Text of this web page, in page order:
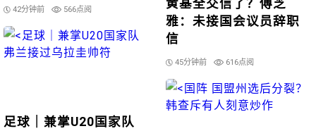
42分钟前 566点阅
黄基全交信了？傅芝
雅：未接国会议员辞职
信
45分钟前 616点阅
足球｜兼掌U20国家队